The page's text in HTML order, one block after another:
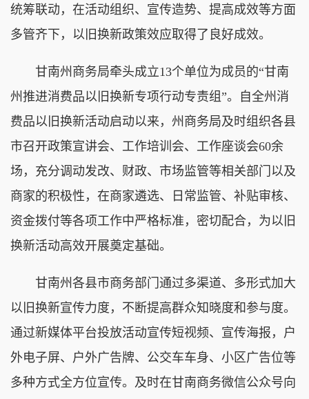
统筹联动，在活动组织、宣传造势、提高成效等方面
多管齐下，以旧换新政策效应取得了良好成效。
甘南州商务局牵头成立13个单位为成员的“甘南
州推进消费品以旧换新专项行动专责组”。自全州消
费品以旧换新活动启动以来，州商务局及时组织各县
市召开政策宣讲会、工作培训会、工作座谈会60余
场，充分调动发改、财政、市场监管等相关部门以及
商家的积极性，在商家遴选、日常监管、补贴审核、
资金拨付等各项工作中严格标准，密切配合，为以旧
换新活动高效开展奠定基础。
甘南州各县市商务部门通过多渠道、多形式加大
以旧换新宣传力度，不断提高群众知晓度和参与度。
通过新媒体平台投放活动宣传短视频、宣传海报，户
外电子屏、户外广告牌、公交车车身、小区广告位等
多种方式全方位宣传。及时在甘南商务微信公众号向